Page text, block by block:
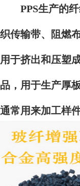
PPS生产的纤
织传输带、阻燃
用于挤出和压塑
品，用于生产厚
通常用来加工样件